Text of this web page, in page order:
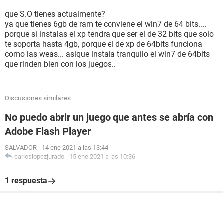
que S.O tienes actualmente?
ya que tienes 6gb de ram te conviene el win7 de 64 bits....
porque si instalas el xp tendra que ser el de 32 bits que solo
te soporta hasta 4gb, porque el de xp de 64bits funciona
como las weas... asique instala tranquilo el win7 de 64bits
que rinden bien con los juegos..
Discusiones similares
No puedo abrir un juego que antes se abría con
Adobe Flash Player
SALVADOR - 14 ene 2021 a las 13:44
carloslopezjurado - 15 ene 2021 a las 10:36
1 respuesta